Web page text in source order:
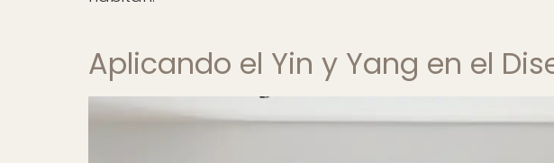
Aplicando el Yin y Yang en el